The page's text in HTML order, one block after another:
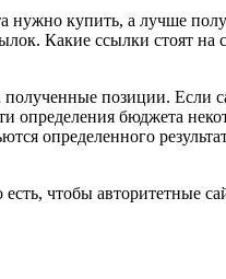
купить, а лучше
Какие ссылки стоят
позиции. Если
определения бюджета
определенного
чтобы авторитетные